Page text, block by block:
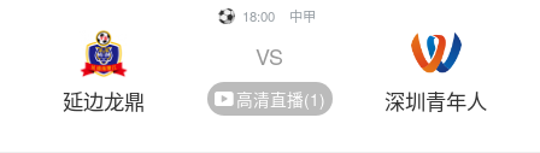
18:00 中甲
延边龙鼎
VS
高清直播(1) 深圳青年人